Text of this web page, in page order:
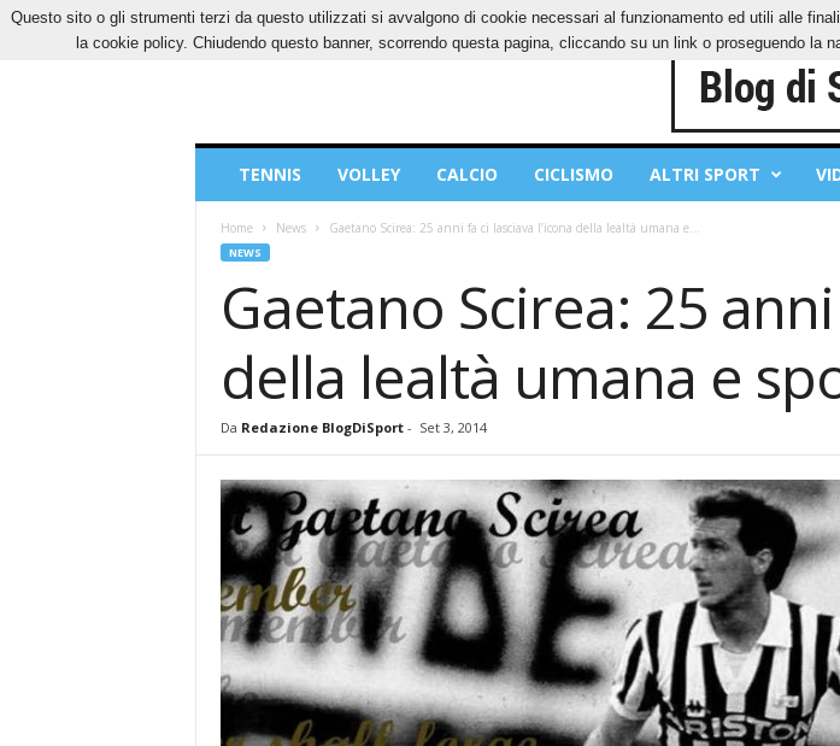
SABATO, 8 AGOSTO 2026 CONTATTI COOKIES PRIVACY POLICY
Sport
TENNIS VOLLEY CALCIO CICLISMO ALTRI SPORT
Home News Gaetano Scirea: 25 anni fa ci lasciava l’icona della lealtà umana e...
NEWS
Gaetano Scirea: 25
della lealtà umana e
Da Redazione BlogDiSport- Set 3, 2014
Questo sito o gli strumenti terzi da questo utilizzati si avvalgono di cookie necessari al funzionamento ed utili alle
la cookie policy. Chiudendo questo banner, scorrendo questa pagina, cliccando su un link o proseguendo la